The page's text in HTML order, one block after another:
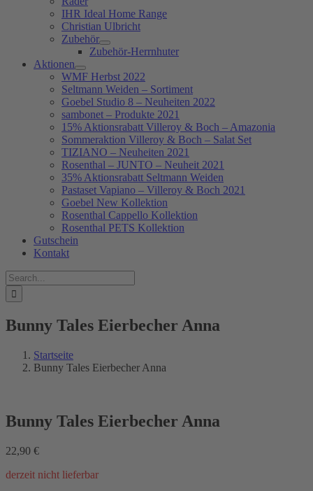
IHR Ideal Home Range
Christian Ulbricht
Zubehör
Zubehör-Herrnhuter
Aktionen
WMF Herbst 2022
Seltmann Weiden – Sortiment
Goebel Studio 8 – Neuheiten 2022
sambonet – Produkte 2021
15% Aktionsrabatt Villeroy & Boch – Amazonia
Sommeraktion Villeroy & Boch – Salat Set
TIZIANO – Neuheiten 2021
Rosenthal – JUNTO – Neuheit 2021
35% Aktionsrabatt Seltmann Weiden
Pastaset Vapiano – Villeroy & Boch 2021
Goebel New Kollektion
Rosenthal Cappello Kollektion
Rosenthal PETS Kollektion
Gutschein
Kontakt
Suche
nach:
Bunny Tales Eierbecher Anna
Startseite
Bunny Tales Eierbecher Anna
Bunny Tales Eierbecher Anna
22,90 €
derzeit nicht lieferbar